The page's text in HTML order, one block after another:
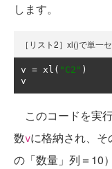
します。
［リスト2］xl()で単一
v = xl ( "C2" )
v
このコードを実
数vに格納され、
の「数量」列＝10